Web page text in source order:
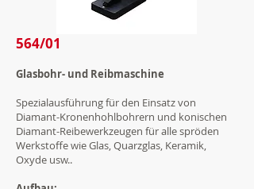
564/01
Glasbohr- und Reibmaschine
Spezialausführung für den Einsatz von
Diamant-Kronenhohlbohrern und konischen
Diamant-Reibewerkzeugen für alle spröden
Werkstoffe wie Glas, Quarzglas, Keramik,
Oxyde usw..